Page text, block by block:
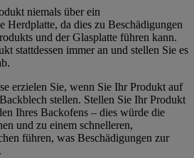
niemals über ein
Herdplatte, da dies zu Beschädigungen
und der Glasplatte führen kann.
stattdessen immer an und stellen Sie es
erzielen Sie, wenn Sie Ihr Produkt auf
stellen. Stellen Sie Ihr Produkt
Ihres Backofens – dies würde die
und zu einem schnelleren,
führen, was Beschädigungen zur